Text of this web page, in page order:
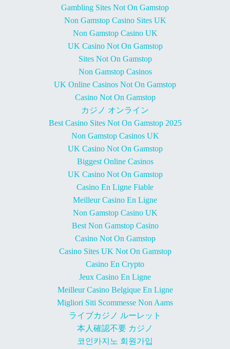
Gambling Sites Not On Gamstop
Non Gamstop Casino Sites UK
Non Gamstop Casino UK
UK Casino Not On Gamstop
Sites Not On Gamstop
Non Gamstop Casinos
UK Online Casinos Not On Gamstop
Casino Not On Gamstop
カジノ オンライン
Best Casino Sites Not On Gamstop 2025
Non Gamstop Casinos UK
UK Casino Not On Gamstop
Biggest Online Casinos
UK Casino Not On Gamstop
Casino En Ligne Fiable
Meilleur Casino En Ligne
Non Gamstop Casino UK
Best Non Gamstop Casino
Casino Not On Gamstop
Casino Sites UK Not On Gamstop
Casino En Crypto
Jeux Casino En Ligne
Meilleur Casino Belgique En Ligne
Migliori Siti Scommesse Non Aams
ライブカジノ ルーレット
本人確認不要 カジノ
코인카지노 회원가입